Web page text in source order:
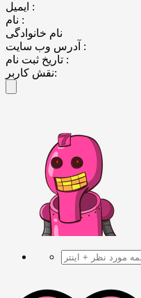
ایمیل :
نام :
نام خانوادگی
آدرس وب سایت :
تاریخ ثبت نام :
نقش کاربر: